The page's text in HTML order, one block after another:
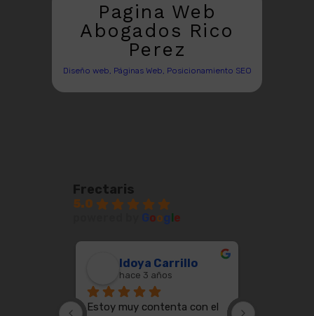
Pagina Web
Abogados Rico
Perez
Diseño web, Páginas Web, Posicionamiento SEO
Frectaris
5.0
Google
Idoya Carrillo
hace 3 años
Estoy muy contenta con el